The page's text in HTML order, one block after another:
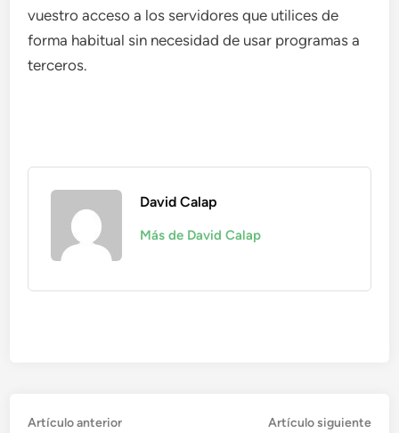
vuestro acceso a los servidores que utilices de
forma habitual sin necesidad de usar programas a
terceros.
David Calap
Más de David Calap
Navegación
Artículo anteriorArtículo
Artículo siguiente